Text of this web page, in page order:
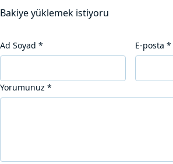
Bakiye yüklemek istiyoru
Ad Soyad * E-posta *
Yorumunuz *